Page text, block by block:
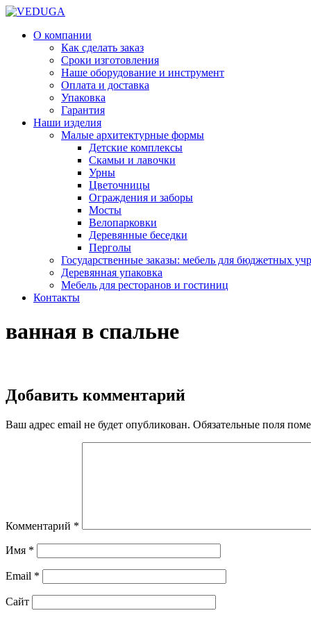
О компании
Как сделать заказ
Сроки изготовления
Наше оборудование и инструмент
Оплата и доставка
Упаковка
Гарантия
Наши изделия
Малые архитектурные формы
Детские комплексы
Скамьи и лавочки
Урны
Цветочницы
Ограждения и заборы
Мосты
Велопарковки
Деревянные беседки
Перголы
Государственные заказы: мебель для бюджетных
Деревянная упаковка
Мебель для ресторанов и гостиниц
Контакты
ванная в спальне
Добавить комментарий
Ваш адрес email не будет опубликован. Обязательные поля
Комментарий *
Имя *
Email *
Сайт